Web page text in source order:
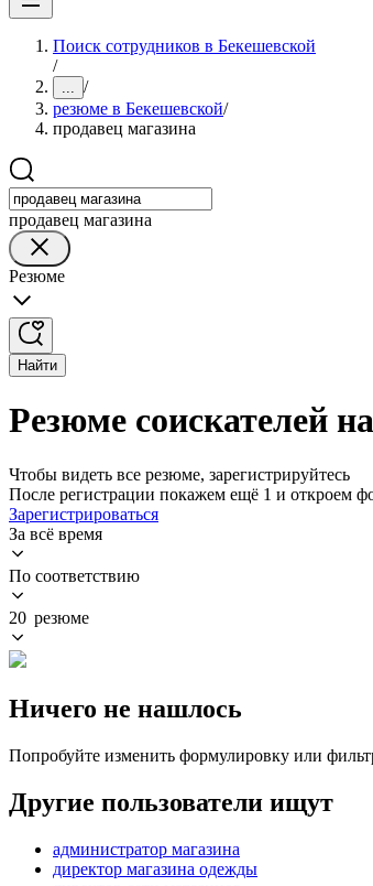
Поиск сотрудников в Бекешевской
/
... /
резюме в Бекешевской/
продавец магазина
продавец магазина
Резюме
Найти
Резюме соискателей
Чтобы видеть все резюме, зарегистрируйтесь
После регистрации покажем ещё 1 и откроем
Зарегистрироваться
За всё время
По соответствию
20 резюме
Ничего не нашлось
Попробуйте изменить формулировку или
Другие пользователи ищут
администратор магазина
директор магазина одежды